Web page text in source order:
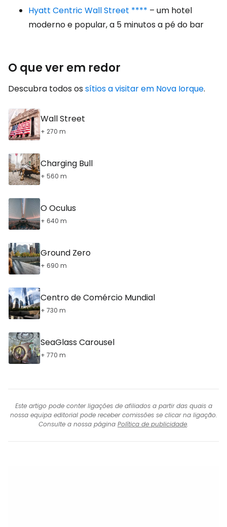
Hyatt Centric Wall Street **** – um hotel
moderno e popular, a 5 minutos a pé do bar
O que ver em redor
Descubra todos ossítios a visitar em Nova Iorque.
Wall Street
+ 270 m
Charging Bull
+ 560 m
O Oculus
+ 640 m
Ground Zero
+ 690 m
Centro de Comércio Mundial
+ 730 m
SeaGlass Carousel
+ 770 m
Este artigo pode conter ligações de afiliados a partir das quais a
nossa equipa editorial pode receber comissões se clicar na ligação.
Consulte a nossa página Política de publicidade.